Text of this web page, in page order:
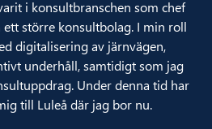
i konsultbranschen som chef
större konsultbolag. I min roll
digitalisering av järnvägen,
underhåll, samtidigt som jag
Under denna tid har
till Luleå där jag bor nu.